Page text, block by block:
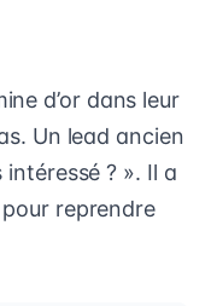
d’or dans leur
Un lead ancien
intéressé ? ». Il a
reprendre